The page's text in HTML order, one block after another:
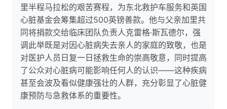
里半程马拉松的艰苦赛程，为东北救护车服务和英国
心脏基金会筹集超过500英镑善款。他与父亲加里共
同将捐款交给临床团队负责人克雷格·斯瓦德尔，强
调此举既是对因心脏病失去亲人的家庭的致敬，也是
对医护人员日复一日拯救生命的崇高敬意，同时提高
了公众对心脏病可能影响任何人的认识——这种疾病
甚至会波及看似健康强壮的人群，充分彰显了心脏健
康预防与急救体系的重要性。